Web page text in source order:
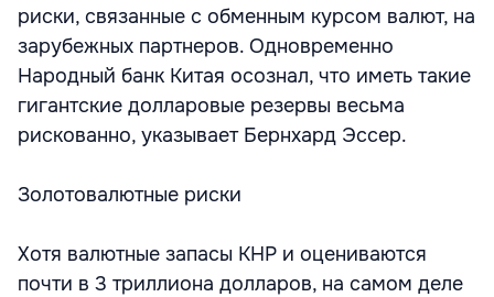
риски, связанные с обменным курсом валют, на
зарубежных партнеров. Одновременно
Народный банк Китая осознал, что иметь такие
гигантские долларовые резервы весьма
рискованно, указывает Бернхард Эссер.
Золотовалютные риски
Хотя валютные запасы КНР и оцениваются
почти в 3 триллиона долларов, на самом деле